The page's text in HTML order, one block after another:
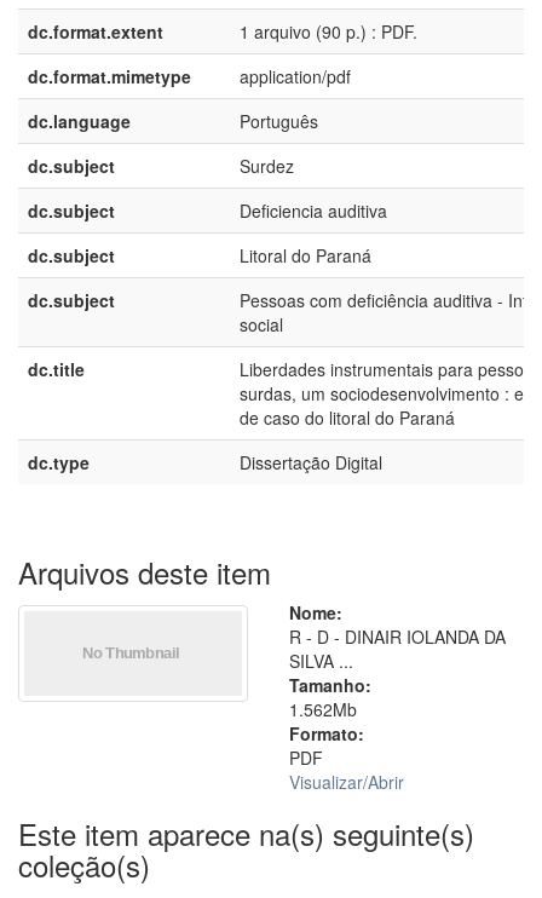
dc.format.extent
1 arquivo (90 p.) : PDF.
dc.format.mimetype
application/pdf
dc.language
Português
dc.subject
Surdez
dc.subject
Deficiencia auditiva
dc.subject
Litoral do Paraná
dc.subject
Pessoas com deficiência auditiva -
social
dc.title
Liberdades instrumentais para pessoas
surdas, um sociodesenvolvimento :
de caso do litoral do Paraná
dc.type
Dissertação Digital
Arquivos deste item
Nome:
R - D - DINAIR IOLANDA DA
SILVA ...
Tamanho:
1.562Mb
Formato:
PDF
Visualizar/Abrir
Este item aparece na(s) seguinte(s)
coleção(s)